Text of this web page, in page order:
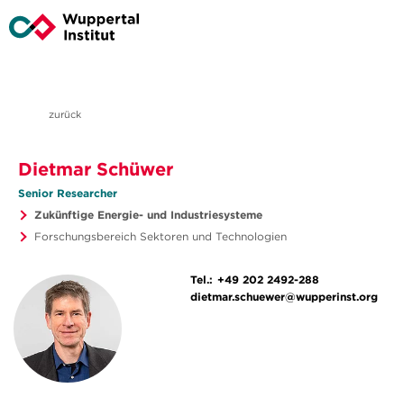
zurück
Dietmar Schüwer
Senior Researcher
Zukünftige Energie- und Industriesysteme
Forschungsbereich Sektoren und Technologien
Tel.: +49 202 2492-288
dietmar.schuewer@wupperinst.org